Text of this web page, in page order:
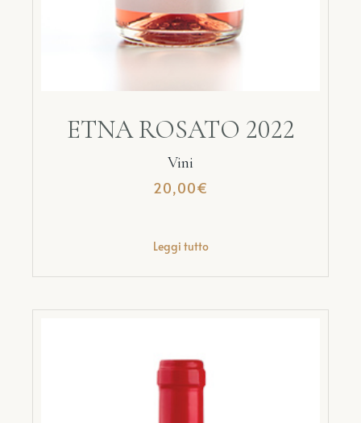
ETNA ROSATO 2022
Vini
20,00€
Leggi tutto